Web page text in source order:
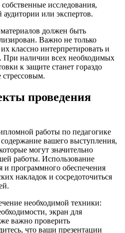
собственные исследования,
или экспертов.
должен быть
Важно не только
классно интерпретировать и
При наличии всех необходимых
к защите станет гораздо
проведения
работы по педагогике
вашего выступления,
могут значительно
работы. Использование
и программного обеспечения
накладок и сосредоточиться
необходимой техники:
экран для
важно проверить
что ваши презентации